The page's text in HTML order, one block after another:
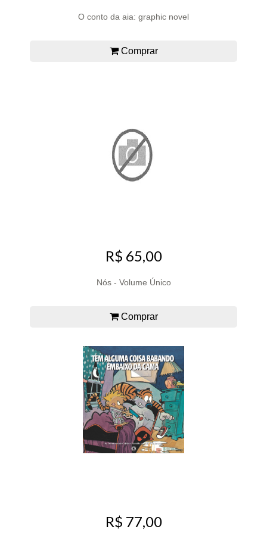
O conto da aia: graphic novel
Comprar
R$ 65,00
Nós - Volume Único
Comprar
R$ 77,00